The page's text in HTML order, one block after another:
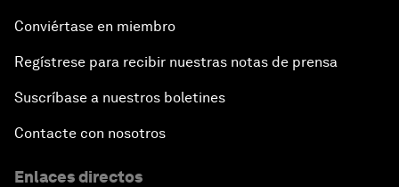
Conviértase en miembro
Regístrese para recibir nuestras notas de prensa
Suscríbase a nuestros boletines
Contacte con nosotros
Enlaces directos